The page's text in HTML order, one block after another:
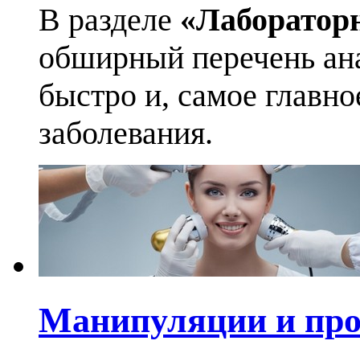
В разделе
обширный перечень
быстро и, самое
заболевания.
Манипуляции и